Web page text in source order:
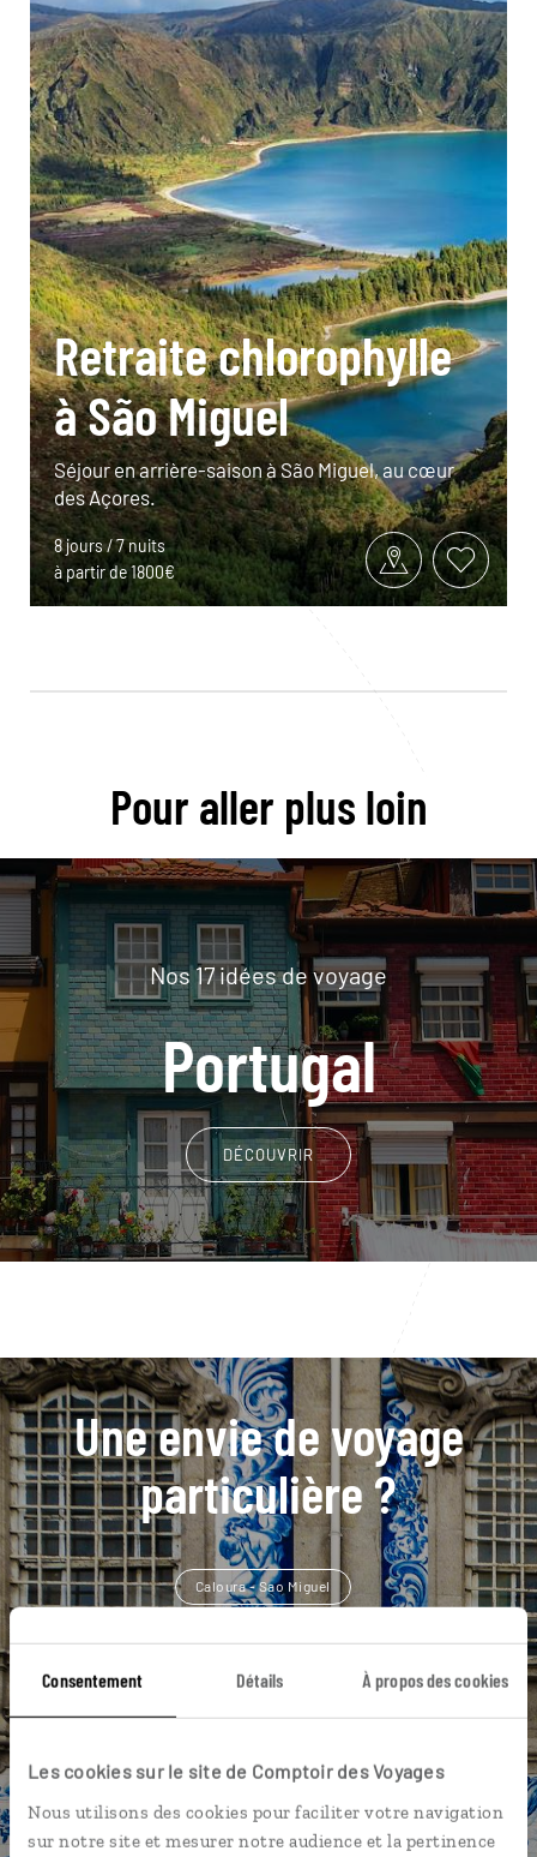
Consentement Détails À propos des cookies
Les cookies sur le site de Comptoir des Voyages
Nous utilisons des cookies pour faciliter votre navigation
sur notre site et mesurer notre audience et la pertinence
Retraite chlorophylle
à São Miguel
Séjour en arrière-saison à São Miguel, au cœur
des Açores.
8 jours / 7 nuits
à partir de 1800€
Pour aller plus loin
Nos 17 idées de voyage
Portugal
DÉCOUVRIR
Une envie de voyage
particulière ?
Caloura - Sao Miguel
Horta - Faial Île de Pico
Lac de Fogo - Sao Miguel
Parc botanique Terra Nostra - Sao Miguel